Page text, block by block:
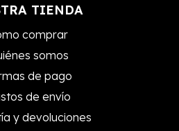
TIENDA
comprar
somos
de pago
de envío
y devoluciones